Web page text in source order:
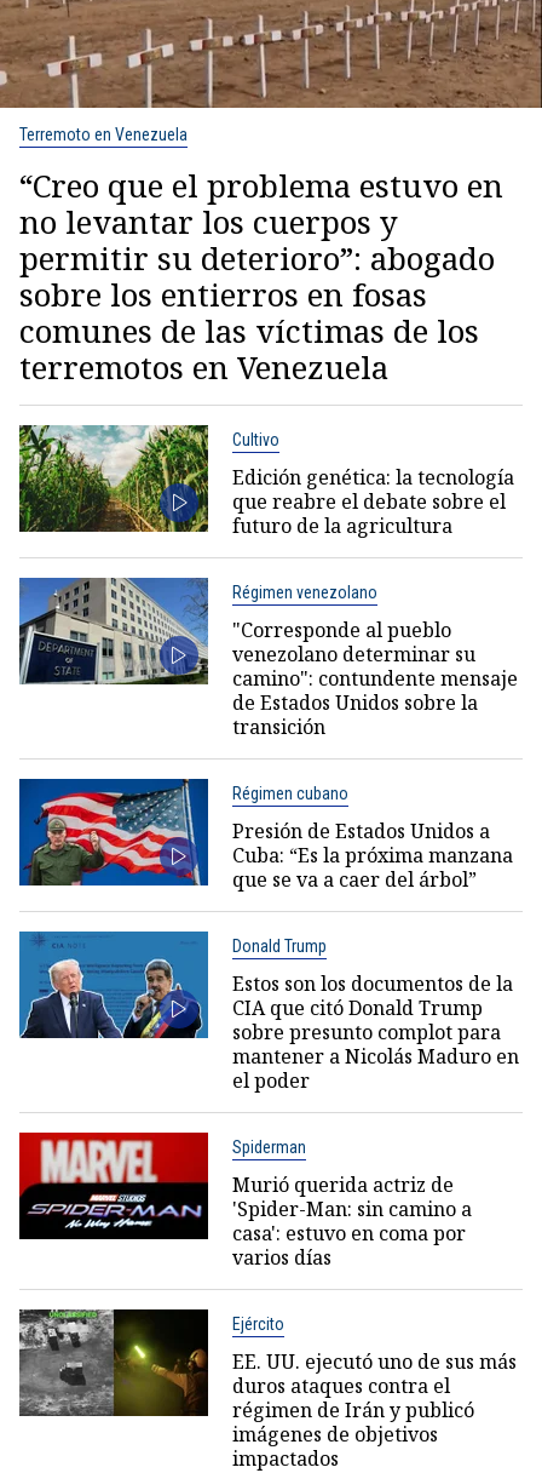
Terremoto en Venezuela
“Creo que el problema estuvo en
no levantar los cuerpos y
permitir su deterioro”: abogado
sobre los entierros en fosas
comunes de las víctimas de los
terremotos en Venezuela
Cultivo
Edición genética: la tecnología
que reabre el debate sobre el
futuro de la agricultura
Régimen venezolano
"Corresponde al pueblo
venezolano determinar su
camino": contundente mensaje
de Estados Unidos sobre la
transición
Régimen cubano
Presión de Estados Unidos a
Cuba: “Es la próxima manzana
que se va a caer del árbol”
Donald Trump
Estos son los documentos de la
CIA que citó Donald Trump
sobre presunto complot para
mantener a Nicolás Maduro en
el poder
Spiderman
Murió querida actriz de
'Spider-Man: sin camino a
casa': estuvo en coma por
varios días
Ejército
EE. UU. ejecutó uno de sus más
duros ataques contra el
régimen de Irán y publicó
imágenes de objetivos
impactados